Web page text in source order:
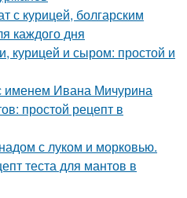
с курицей, болгарским
каждого дня
курицей и сыром: простой и
именем Ивана Мичурина
простой рецепт в
с луком и морковью.
теста для мантов в